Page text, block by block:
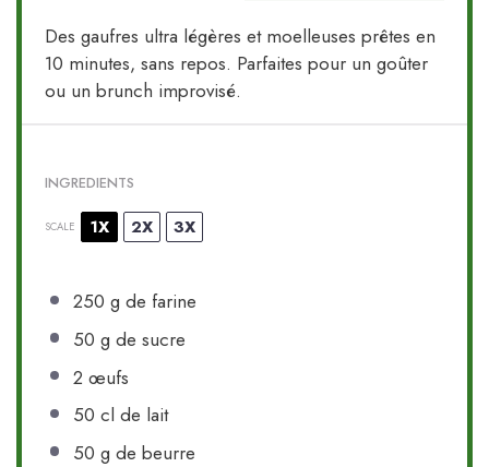
Des gaufres ultra légères et moelleuses prêtes en
10 minutes, sans repos. Parfaites pour un goûter
ou un brunch improvisé.
INGREDIENTS
SCALE 1X 2X 3X
250 g de farine
50 g de sucre
2 œufs
50 cl de lait
50 g de beurre